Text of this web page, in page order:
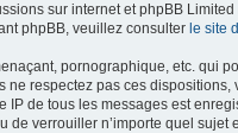
sur internet et phpBB
phpBB, veuillez consulter le site
pornographique, etc. qui
respectez pas ces
de tous les messages est
verrouiller n’importe quel